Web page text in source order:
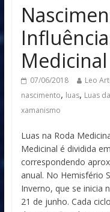
Medicinal
07/06/2018 Leo
nascimento, luas, Luas
xamanismo
Luas na Roda
Medicinal é dividida
correspondendo
anual. No Hemisfério
Inverno, que se inicia
21 de junho. Cada